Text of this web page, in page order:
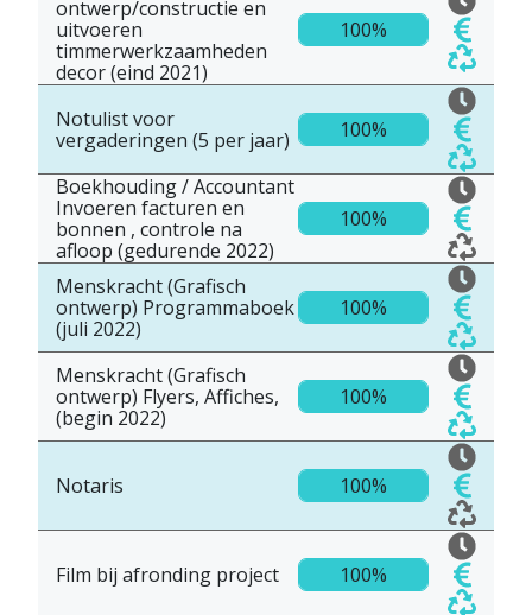
ontwerp/constructie en
uitvoeren
timmerwerkzaamheden
decor (eind 2021)
100%
Notulist voor
vergaderingen (5 per jaar)
100%
Boekhouding / Accountant
Invoeren facturen en
bonnen , controle na
afloop (gedurende 2022)
100%
Menskracht (Grafisch
ontwerp) Programmaboek
(juli 2022)
100%
Menskracht (Grafisch
ontwerp) Flyers, Affiches,
(begin 2022)
100%
Notaris 100%
Film bij afronding project 100%